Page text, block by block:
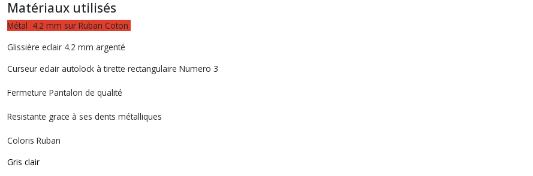
Matériaux utilisés
Métal 4.2 mm sur Ruban Coton
Glissière eclair 4.2 mm argenté
Curseur eclair autolock à tirette rectangulaire Numero 3
Fermeture Pantalon de qualité
Resistante grace à ses dents métalliques
Coloris Ruban
Gris clair